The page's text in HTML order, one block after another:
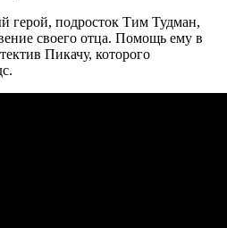
герой, подросток Тим Тудман,
своего отца. Помощь ему в
Пикачу, которого